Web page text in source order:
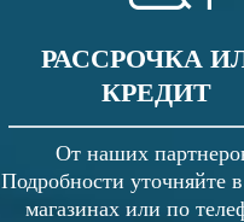
РАССРОЧКА
КРЕДИТ
От наших
Подробности уточняйте
магазинах или по